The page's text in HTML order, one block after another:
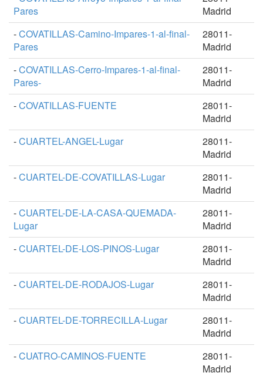
Pares
Madrid
-COVATILLAS-Camino-Impares-1-al-final-
Pares
28011-
Madrid
-COVATILLAS-Cerro-Impares-1-al-final-
Pares-
28011-
Madrid
-COVATILLAS-FUENTE
28011-
Madrid
-CUARTEL-ANGEL-Lugar
28011-
Madrid
-CUARTEL-DE-COVATILLAS-Lugar
28011-
Madrid
-CUARTEL-DE-LA-CASA-QUEMADA-
Lugar
28011-
Madrid
-CUARTEL-DE-LOS-PINOS-Lugar
28011-
Madrid
-CUARTEL-DE-RODAJOS-Lugar
28011-
Madrid
-CUARTEL-DE-TORRECILLA-Lugar
28011-
Madrid
-CUATRO-CAMINOS-FUENTE
28011-
Madrid